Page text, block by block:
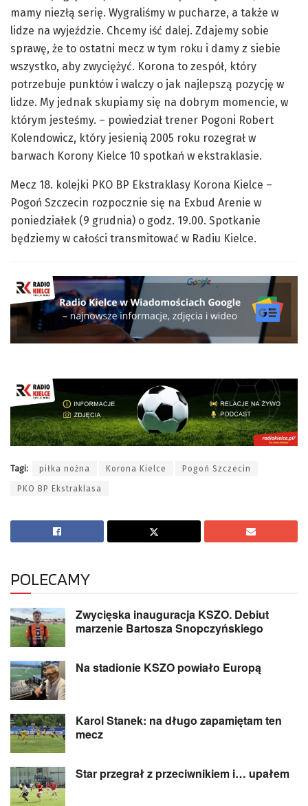
mamy niezłą serię. Wygraliśmy w pucharze, a także w
lidze na wyjeździe. Chcemy iść dalej. Zdajemy sobie
sprawę, że to ostatni mecz w tym roku i damy z siebie
wszystko, aby zwyciężyć. Korona to zespół, który
potrzebuje punktów i walczy o jak najlepszą pozycję w
lidze. My jednak skupiamy się na dobrym momencie, w
którym jesteśmy. – powiedział trener Pogoni Robert
Kolendowicz, który jesienią 2005 roku rozegrał w
barwach Korony Kielce 10 spotkań w ekstraklasie.
Mecz 18. kolejki PKO BP Ekstraklasy Korona Kielce –
Pogoń Szczecin rozpocznie się na Exbud Arenie w
poniedziałek (9 grudnia) o godz. 19.00. Spotkanie
będziemy w całości transmitować w Radiu Kielce.
Tagi: piłka nożna Korona Kielce Pogoń Szczecin
PKO BP Ekstraklasa
POLECAMY
Zwycięska inauguracja KSZO. Debiut
marzenie Bartosza Snopczyńskiego
Na stadionie KSZO powiało Europą
Karol Stanek: na długo zapamiętam ten
mecz
Star przegrał z przeciwnikiem i… upałem